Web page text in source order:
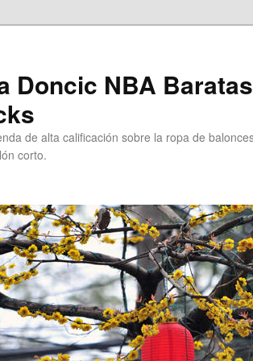
Doncic NBA
de alta calificación sobre la ropa de
corto.